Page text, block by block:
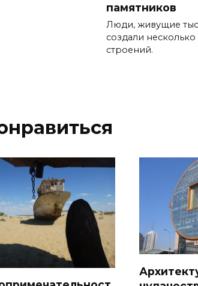
памятников
Люди, живущие
создали
строений.